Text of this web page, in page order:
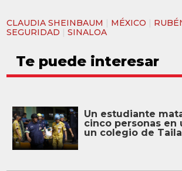
CLAUDIA SHEINBAUM | MÉXICO |
SEGURIDAD |SINALOA
Te puede interesar
Un estudiante
cinco personas en
un colegio de